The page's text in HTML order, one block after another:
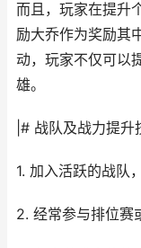
而且，玩家在提升
励大乔作为奖励其
动，玩家不仅可以
雄。
|# 战队及战力提升
1. 加入活跃的战队
2. 经常参与排位赛